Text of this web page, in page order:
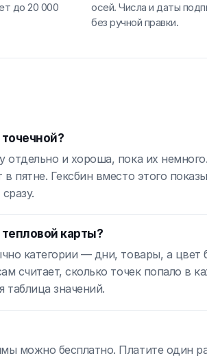
до 20 000
осей. Числа и даты
без ручной правки.
отдельно и хороша, пока их
в пятне. Гексбин вместо этого
карты?
категории — дни, товары, а цвет
считает, сколько точек попало в
таблица значений.
можно бесплатно. Платите один